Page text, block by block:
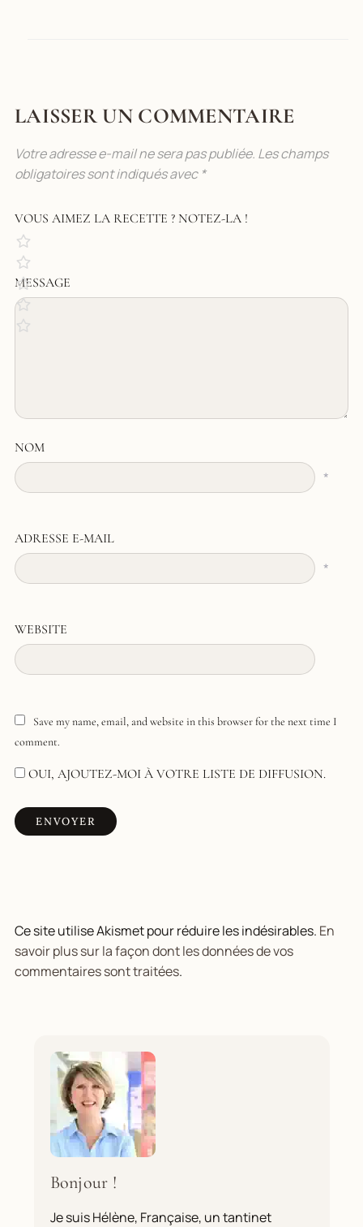
LAISSER UN COMMENTAIRE
Votre adresse e-mail ne sera pas publiée. Les champs
obligatoires sont indiqués avec *
VOUS AIMEZ LA RECETTE ? NOTEZ-LA !
MESSAGE
NOM
*
ADRESSE E-MAIL
*
WEBSITE
Save my name, email, and website in this browser for the next time I
comment.
OUI, AJOUTEZ-MOI À VOTRE LISTE DE DIFFUSION.
Ce site utilise Akismet pour réduire les indésirables. En
savoir plus sur la façon dont les données de vos
commentaires sont traitées.
Bonjour !
Je suis Hélène, Française, un tantinet